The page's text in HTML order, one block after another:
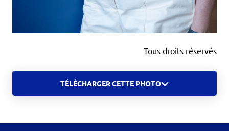
Tous droits réservés
TÉLÉCHARGER CETTE PHOTO